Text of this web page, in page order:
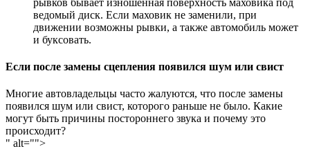
ведомый диск. Если маховик не заменили, при
движении возможны рывки, а также автомобиль может
и буксовать.
Если после замены сцепления появился шум или свист
Многие автовладельцы часто жалуются, что после замены
появился шум или свист, которого раньше не было. Какие
могут быть причины постороннего звука и почему это
происходит?
" alt="">